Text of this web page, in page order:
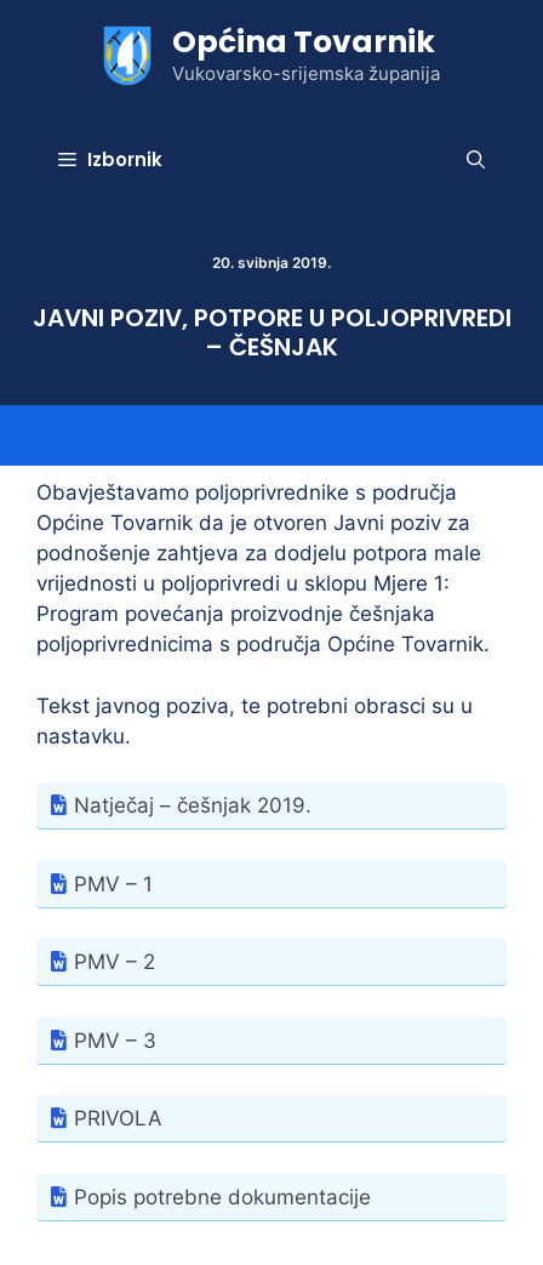
Općina Tovarnik
Vukovarsko-srijemska županija
Izbornik
20. svibnja 2019.
JAVNI POZIV, POTPORE U POLJOPRIVREDI
– ČEŠNJAK
Obavještavamo poljoprivrednike s područja
Općine Tovarnik da je otvoren Javni poziv za
podnošenje zahtjeva za dodjelu potpora male
vrijednosti u poljoprivredi u sklopu Mjere 1:
Program povećanja proizvodnje češnjaka
poljoprivrednicima s područja Općine Tovarnik.
Tekst javnog poziva, te potrebni obrasci su u
nastavku.
Natječaj – češnjak 2019.
PMV – 1
PMV – 2
PMV – 3
PRIVOLA
Popis potrebne dokumentacije